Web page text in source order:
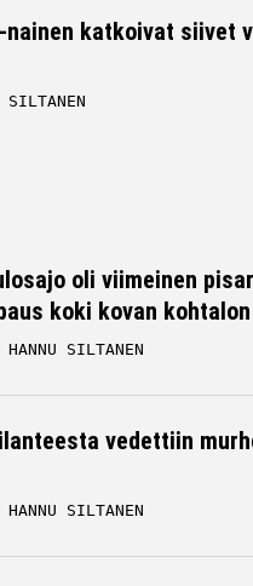
nainen katkoivat siivet
SILTANEN
oli viimeinen
koki kovan kohtalon
HANNU SILTANEN
vedettiin
HANNU SILTANEN